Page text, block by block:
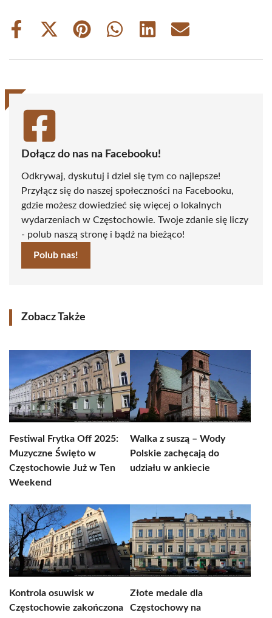
Share
Share
(Twitter)
Share
Share
Share
Share
Dołącz do nas na Facebooku!
Odkrywaj, dyskutuj i dziel się tym co najlepsze!
Przyłącz się do naszej społeczności na Facebooku,
gdzie możesz dowiedzieć się więcej o lokalnych
wydarzeniach w Częstochowie. Twoje zdanie się liczy
- polub naszą stronę i bądź na bieżąco!
Polub nas!
Zobacz Także
Festiwal Frytka Off 2025:
Muzyczne Święto w
Częstochowie Już w Ten
Weekend
Walka z suszą – Wody
Polskie zachęcają do
udziału w ankiecie
Kontrola osuwisk w
Częstochowie zakończona
Złote medale dla
Częstochowy na